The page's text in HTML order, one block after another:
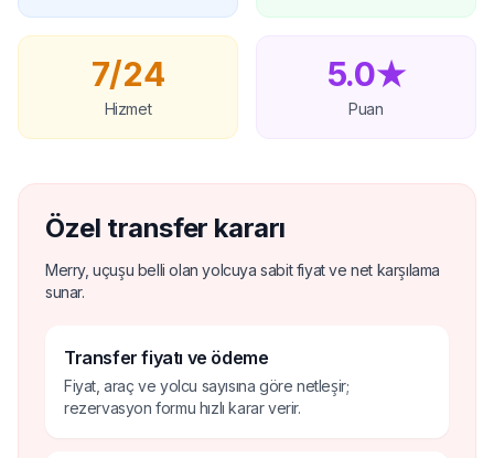
7/24
Hizmet
5.0★
Puan
Özel transfer kararı
Merry, uçuşu belli olan yolcuya sabit fiyat ve net karşılama
sunar.
Transfer fiyatı ve ödeme
Fiyat, araç ve yolcu sayısına göre netleşir;
rezervasyon formu hızlı karar verir.